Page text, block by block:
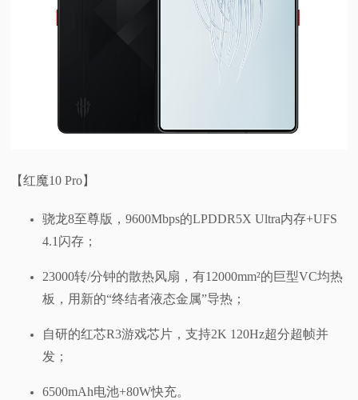
【红魔10 Pro】
骁龙8至尊版，9600Mbps的LPDDR5X Ultra内存+UFS
4.1闪存；
23000转/分钟的散热风扇，有12000mm²的巨型VC均热
板，用新的“终结者液态金属”导热；
自研的红芯R3游戏芯片，支持2K 120Hz超分超帧并
发；
6500mAh电池+80W快充。